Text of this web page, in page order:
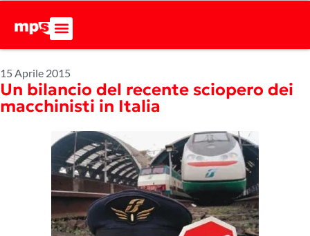
15 Aprile 2015
Un bilancio del recente sciopero dei
macchinisti in Italia